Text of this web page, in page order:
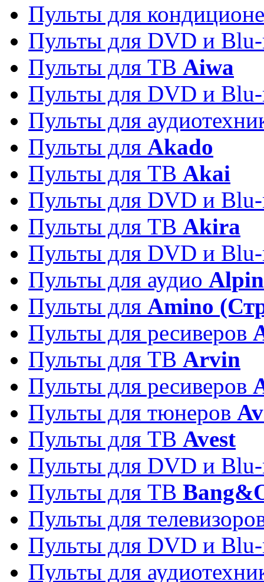
Пульты для
Пульты для DVD и
Пульты для ТВ Aiwa
Пульты для DVD и
Пульты для
Пульты для Akado
Пульты для ТВ Akai
Пульты для DVD и
Пульты для ТВ Akira
Пульты для DVD и
Пульты для аудио
Пульты для Amino
Пульты для ресиверов
Пульты для ТВ Arvin
Пульты для ресиверов
Пульты для тюнеров
Пульты для ТВ Avest
Пульты для DVD и
Пульты для ТВ
Пульты для
Пульты для DVD и
Пульты для